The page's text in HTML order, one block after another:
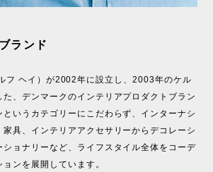
ランド
フ ヘイ）が2002年に設立し、2003年のケル
、デンマークのインテリアプロダクトブラン
というカテゴリーにこだわらず、インターナシ
家具、インテリアアクセサリーからデコレーシ
ショナリーなど、ライフスタイル全体をコーデ
ンを展開しています。